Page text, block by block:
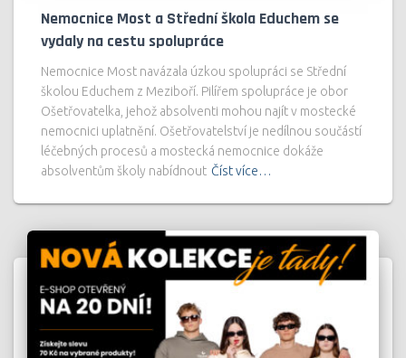
Nemocnice Most a Střední škola Educhem se
vydaly na cestu spolupráce
Nemocnice Most navázala úzkou spolupráci se Střední
školou Educhem z Meziboří. Pilířem spolupráce je obor
Ošetřovatelka, jehož absolventi mohou najít v mostecké
nemocnici uplatnění. Ošetřovatelství je nedílnou součástí
léčebných procesů a mostecká nemocnice dokáže
absolventům školy nabídnout Číst více…